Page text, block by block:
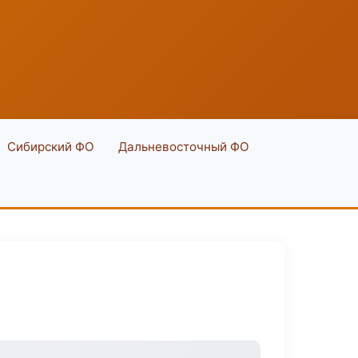
Сибирский ФО Дальневосточный ФО